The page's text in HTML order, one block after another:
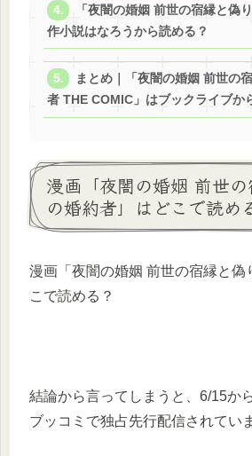
「夜闇の婚姻 前世の宿縁と偽
作小説はなろうから読める？
まとめ｜「夜闇の婚姻 前世の
者 THE COMIC」はブックライブか
漫画「夜闇の婚姻 前世の
の婚約者」はどこで読め
漫画「夜闇の婚姻 前世の宿縁と偽
こで読める？
結論から言ってしまうと、6/15か
ブッコミで独占先行配信されてい